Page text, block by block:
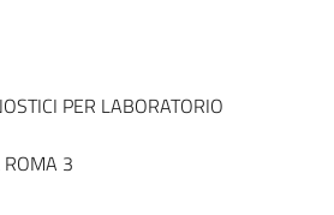
PER LABORATORIO
3